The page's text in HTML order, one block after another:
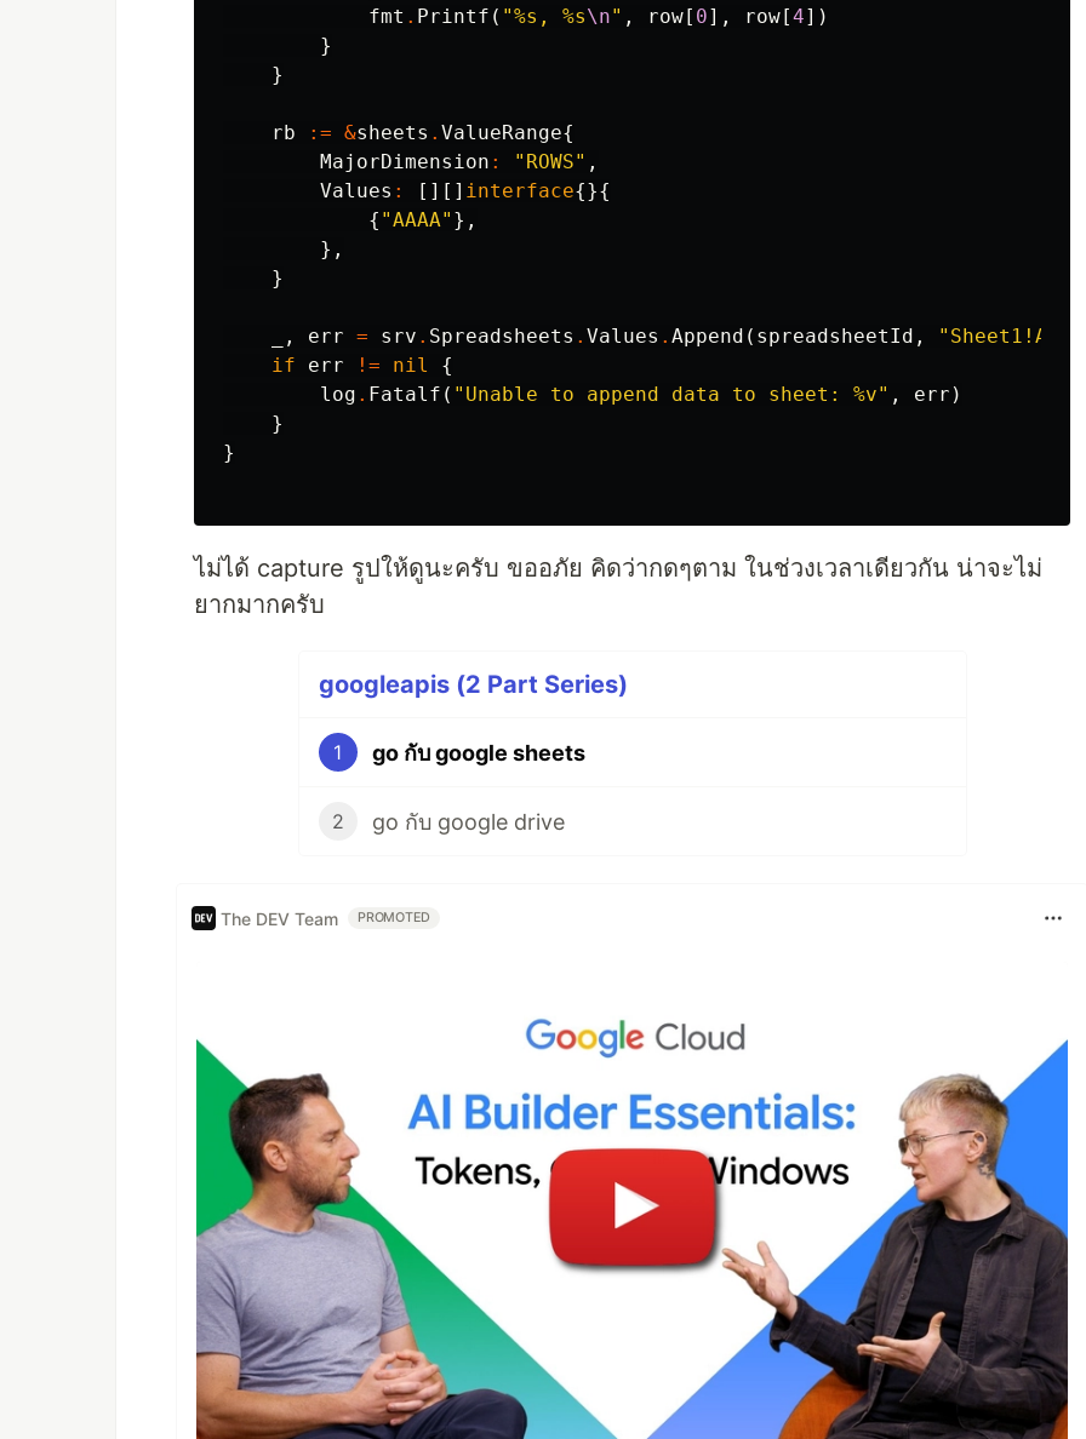
fmt . Printf ( "%s, %s\n" , row[ 0], row[4])
}
}
rb := &sheets . ValueRange{
MajorDimension : "ROWS" ,
Values : [][] interface{}{
{ "AAAA" },
},
}
, err = srv . Spreadsheets . Values . Append ( spreadsheetId ,
if
err != nil
{
log . Fatalf ( "Unable to append data to sheet: %v" , err )
}
}
ไม่ได้ capture รูปให้ดูนะครับ ขออภัย คิดว่ากดๆตาม ในช่วงเวลาเดียวกัน น่าจะไม่
ยากมากครับ
googleapis (2 Part Series)
1 go กับ google sheets
2 go กับ google drive
The DEV Team PROMOTED